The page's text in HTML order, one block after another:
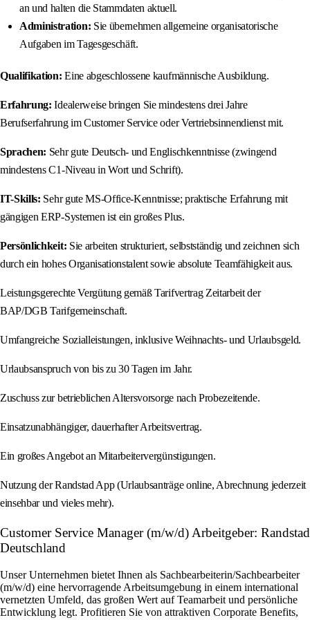
an und halten die Stammdaten aktuell.
Administration: Sie übernehmen allgemeine organisatorische
Aufgaben im Tagesgeschäft.
Qualifikation: Eine abgeschlossene kaufmännische Ausbildung.
Erfahrung: Idealerweise bringen Sie mindestens drei Jahre
Berufserfahrung im Customer Service oder Vertriebsinnendienst mit.
Sprachen: Sehr gute Deutsch- und Englischkenntnisse (zwingend
mindestens C1-Niveau in Wort und Schrift).
IT-Skills: Sehr gute MS-Office-Kenntnisse; praktische Erfahrung mit
gängigen ERP-Systemen ist ein großes Plus.
Persönlichkeit: Sie arbeiten strukturiert, selbstständig und zeichnen sich
durch ein hohes Organisationstalent sowie absolute Teamfähigkeit aus.
Leistungsgerechte Vergütung gemäß Tarifvertrag Zeitarbeit der
BAP/DGB Tarifgemeinschaft.
Umfangreiche Sozialleistungen, inklusive Weihnachts- und Urlaubsgeld.
Urlaubsanspruch von bis zu 30 Tagen im Jahr.
Zuschuss zur betrieblichen Altersvorsorge nach Probezeitende.
Einsatzunabhängiger, dauerhafter Arbeitsvertrag.
Ein großes Angebot an Mitarbeitervergünstigungen.
Nutzung der Randstad App (Urlaubsanträge online, Abrechnung jederzeit
einsehbar und vieles mehr).
Customer Service Manager (m/w/d) Arbeitgeber: Randstad
Deutschland
Unser Unternehmen bietet Ihnen als Sachbearbeiterin/Sachbearbeiter
(m/w/d) eine hervorragende Arbeitsumgebung in einem international
vernetzten Umfeld, das großen Wert auf Teamarbeit und persönliche
Entwicklung legt. Profitieren Sie von attraktiven Corporate Benefits,